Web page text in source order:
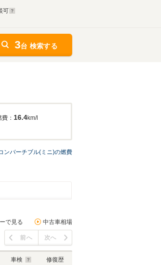
可
3台 検索する
： 16.4km/l
ンバーチブル(ミニ)の燃費
で見る 中古車相場
前へ 次へ
車検
修復歴